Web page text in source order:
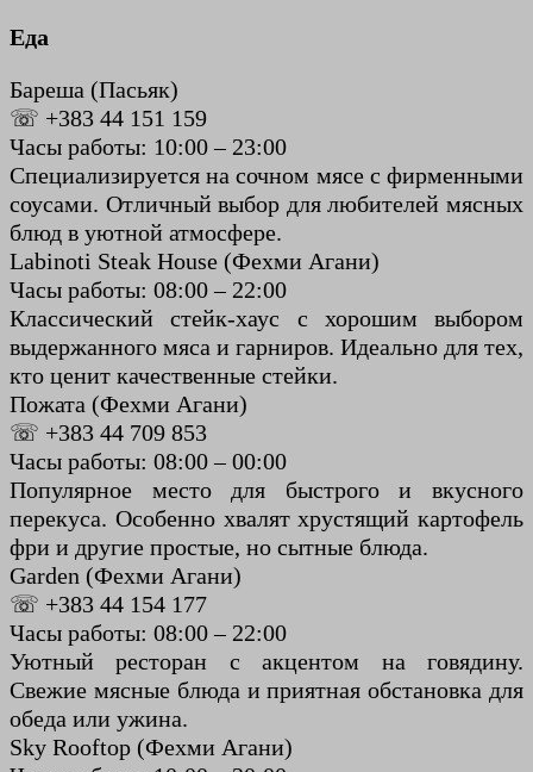
Еда
Бареша (Пасьяк)
☏ +383 44 151 159
Часы работы: 10:00 – 23:00
Специализируется на сочном мясе с фирменными
соусами. Отличный выбор для любителей мясных
блюд в уютной атмосфере.
Labinoti Steak House (Фехми Агани)
Часы работы: 08:00 – 22:00
Классический стейк-хаус с хорошим выбором
выдержанного мяса и гарниров. Идеально для тех,
кто ценит качественные стейки.
Пожата (Фехми Агани)
☏ +383 44 709 853
Часы работы: 08:00 – 00:00
Популярное место для быстрого и вкусного
перекуса. Особенно хвалят хрустящий картофель
фри и другие простые, но сытные блюда.
Garden (Фехми Агани)
☏ +383 44 154 177
Часы работы: 08:00 – 22:00
Уютный ресторан с акцентом на говядину.
Свежие мясные блюда и приятная обстановка для
обеда или ужина.
Sky Rooftop (Фехми Агани)